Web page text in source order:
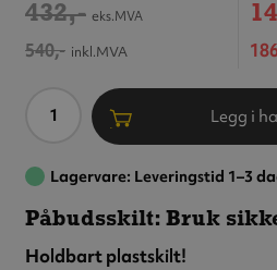
432,- eks.MVA
540,- inkl.MVA
Antall Legg i
Lagervare: Leveringstid 1–3
Påbudsskilt: Bruk
Holdbart plastskilt!